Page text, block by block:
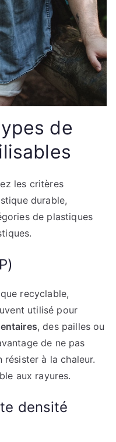
de
les critères
durable,
de plastiques
recyclable,
utilisé pour
, des pailles ou
de ne pas
à la chaleur.
aux rayures.
densité